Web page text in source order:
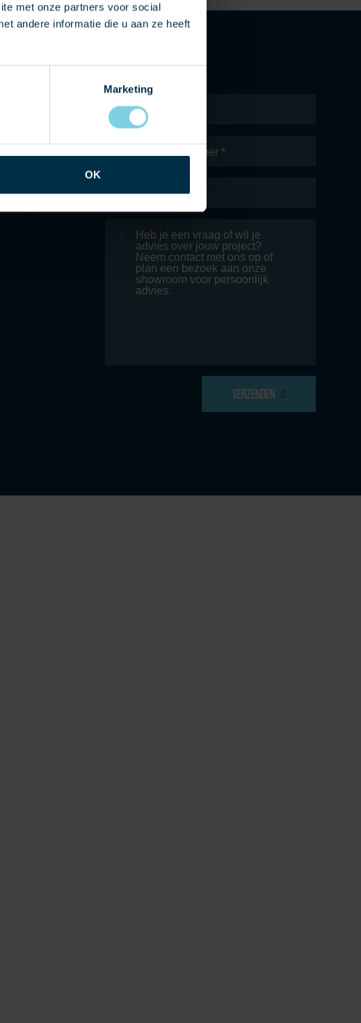
met onze partners voor social
andere informatie die u aan ze heeft
Marketing
OK
Telefoonnummer
mailadres *
VERZENDEN